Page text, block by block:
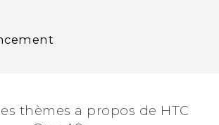
thèmes a propos de HTC